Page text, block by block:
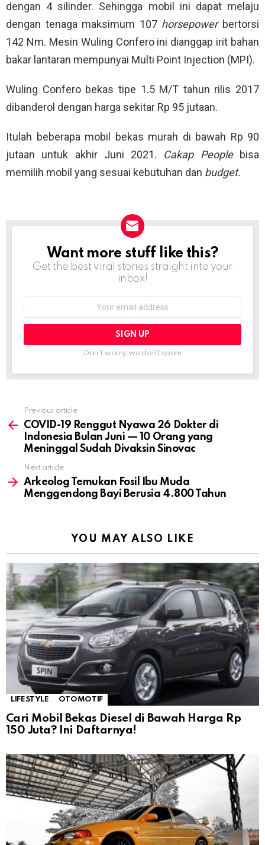
dengan 4 silinder. Sehingga mobil ini dapat melaju
dengan tenaga maksimum 107 horsepower bertorsi
142 Nm. Mesin Wuling Confero ini dianggap irit bahan
bakar lantaran mempunyai Multi Point Injection (MPI).
Wuling Confero bekas tipe 1.5 M/T tahun rilis 2017
dibanderol dengan harga sekitar Rp 95 jutaan.
Itulah beberapa mobil bekas murah di bawah Rp 90
jutaan untuk akhir Juni 2021. Cakap People bisa
memilih mobil yang sesuai kebutuhan dan budget.
NEWSLETTER
Want more stuff like this?
Get the best viral stories straight into your
inbox!
Don't worry, we don't spam
more
Previous article
COVID-19 Renggut Nyawa 26 Dokter di
Indonesia Bulan Juni — 10 Orang yang
Meninggal Sudah Divaksin Sinovac
Next article
Arkeolog Temukan Fosil Ibu Muda
Menggendong Bayi Berusia 4.800 Tahun
YOU MAY ALSO LIKE
LIFESTYLE OTOMOTIF
Cari Mobil Bekas Diesel di Bawah Harga Rp
150 Juta? Ini Daftarnya!